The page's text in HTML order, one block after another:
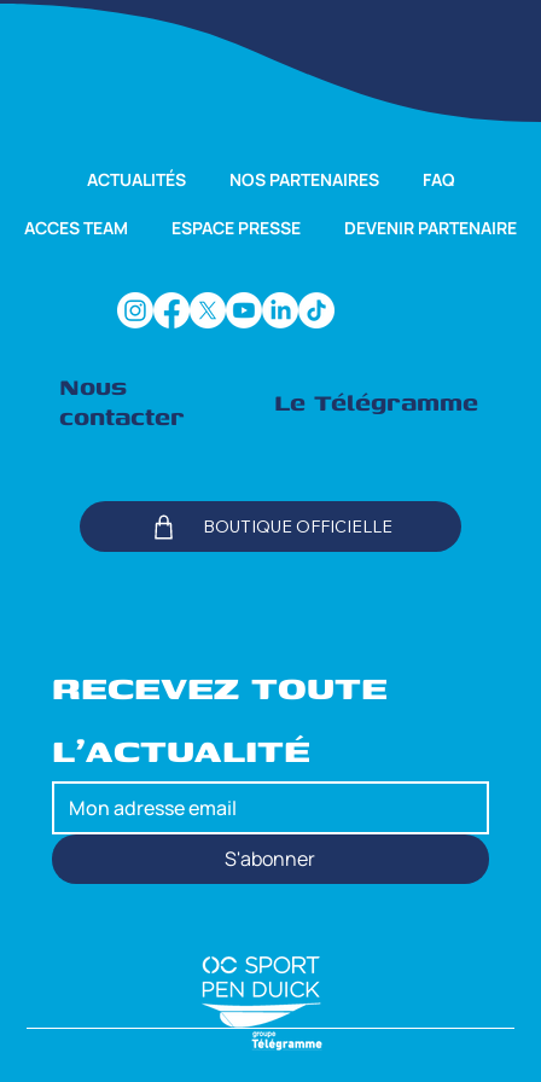
RECEVEZ TOUTE
L'ACTUALITÉ
S'abonner
ACTUALITÉS NOS PARTENAIRES FAQ
ACCES TEAM ESPACE PRESSE DEVENIR PARTENAIRE
Le Télégramme
Nous
contacter
BOUTIQUE OFFICIELLE